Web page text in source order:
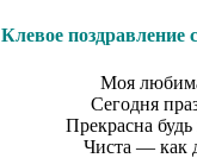
Клевое поздравление
Моя
Сегодня
Прекрасна будь
Чиста — как